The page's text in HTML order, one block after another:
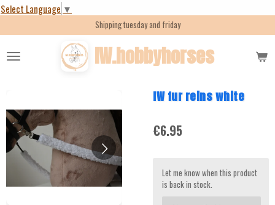
Select Language ▼
Skip
content
IW.hobbyhorses
Shipping tuesday and friday
IW fur reins white
€6.95
Let me know when this product
is back in stock.